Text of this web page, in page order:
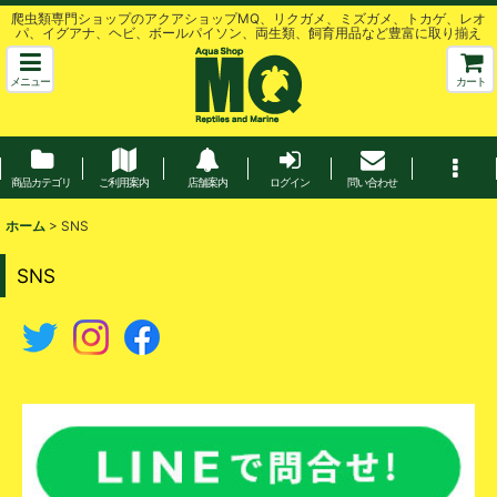
爬虫類専門ショップのアクアショップMQ、リクガメ、ミズガメ、トカゲ、レオ
パ、イグアナ、ヘビ、ボールパイソン、両生類、飼育用品など豊富に取り揃え
メニュー カート
商品カテゴリ ご利用案内 店舗案内 ログイン 問い合わせ
ホーム > SNS
SNS